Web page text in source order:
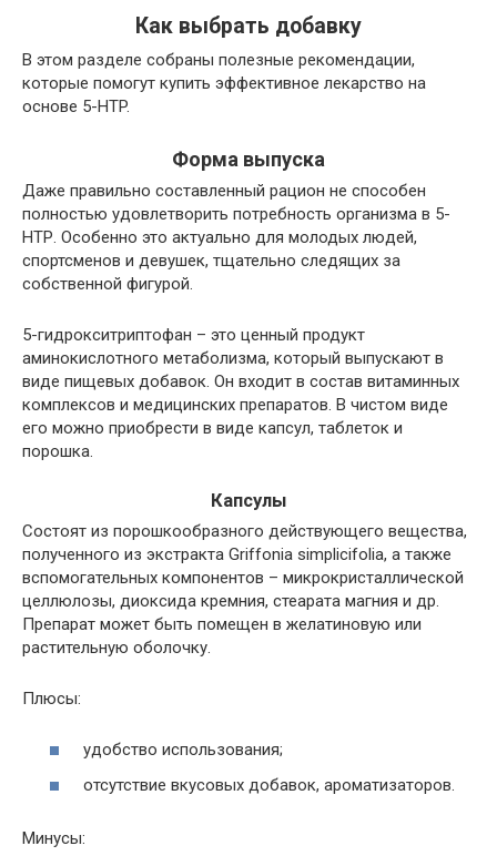
Как выбрать добавку
В этом разделе собраны полезные рекомендации,
которые помогут купить эффективное лекарство на
основе 5-HTP.
Форма выпуска
Даже правильно составленный рацион не способен
полностью удовлетворить потребность организма в 5-
НТР. Особенно это актуально для молодых людей,
спортсменов и девушек, тщательно следящих за
собственной фигурой.
5-гидрокситриптофан – это ценный продукт
аминокислотного метаболизма, который выпускают в
виде пищевых добавок. Он входит в состав витаминных
комплексов и медицинских препаратов. В чистом виде
его можно приобрести в виде капсул, таблеток и
порошка.
Капсулы
Состоят из порошкообразного действующего вещества,
полученного из экстракта Griffonia simplicifolia, а также
вспомогательных компонентов – микрокристаллической
целлюлозы, диоксида кремния, стеарата магния и др.
Препарат может быть помещен в желатиновую или
растительную оболочку.
Плюсы:
удобство использования;
отсутствие вкусовых добавок, ароматизаторов.
Минусы: